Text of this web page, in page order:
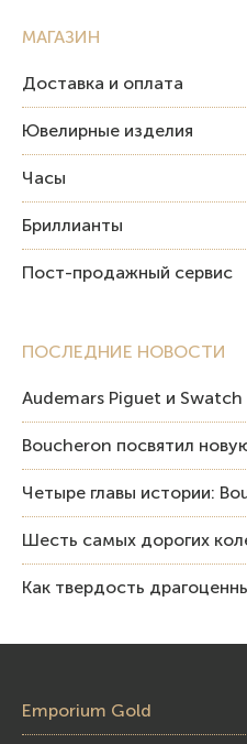
ПОСЛЕДНИЕ НОВОСТИ
МАГАЗИН
Доставка и оплата
Ювелирные изделия
Часы
Бриллианты
Пост-продажный сервис
Emporium Gold